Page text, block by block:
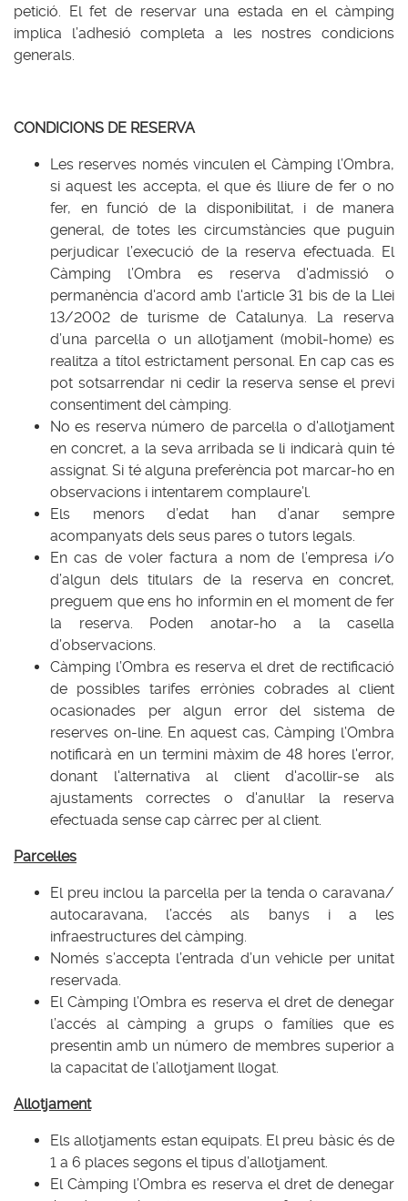
petició. El fet de reservar una estada en el càmping
implica l’adhesió completa a les nostres condicions
generals.
CONDICIONS DE RESERVA
Les reserves només vinculen el Càmping l’Ombra,
si aquest les accepta, el que és lliure de fer o no
fer, en funció de la disponibilitat, i de manera
general, de totes les circumstàncies que puguin
perjudicar l’execució de la reserva efectuada. El
Càmping l’Ombra es reserva d'admissió o
permanència d'acord amb l'article 31 bis de la Llei
13/2002 de turisme de Catalunya. La reserva
d’una parcel·la o un allotjament (mobil-home) es
realitza a títol estrictament personal. En cap cas es
pot sotsarrendar ni cedir la reserva sense el previ
consentiment del càmping.
No es reserva número de parcel·la o d'allotjament
en concret, a la seva arribada se li indicarà quin té
assignat. Si té alguna preferència pot marcar-ho en
observacions i intentarem complaure’l.
Els menors d’edat han d’anar sempre
acompanyats dels seus pares o tutors legals.
En cas de voler factura a nom de l’empresa i/o
d’algun dels titulars de la reserva en concret,
preguem que ens ho informin en el moment de fer
la reserva. Poden anotar-ho a la casella
d’observacions.
Càmping l’Ombra es reserva el dret de rectificació
de possibles tarifes errònies cobrades al client
ocasionades per algun error del sistema de
reserves on-line. En aquest cas, Càmping l’Ombra
notificarà en un termini màxim de 48 hores l'error,
donant l'alternativa al client d'acollir-se als
ajustaments correctes o d'anul·lar la reserva
efectuada sense cap càrrec per al client.
Parcel·les
El preu inclou la parcel·la per la tenda o caravana/
autocaravana, l’accés als banys i a les
infraestructures del càmping.
Només s’accepta l’entrada d’un vehicle per unitat
reservada.
El Càmping l’Ombra es reserva el dret de denegar
l’accés al càmping a grups o famílies que es
presentin amb un número de membres superior a
la capacitat de l’allotjament llogat.
Allotjament
Els allotjaments estan equipats. El preu bàsic és de
1 a 6 places segons el tipus d’allotjament.
El Càmping l’Ombra es reserva el dret de denegar